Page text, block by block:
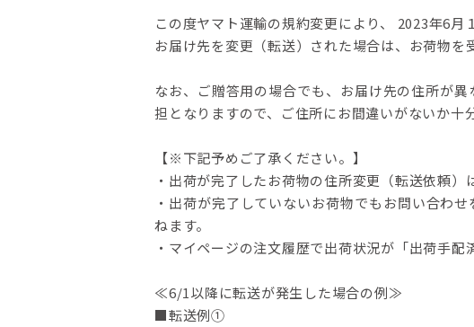
この度ヤマト運輸の規約変更により、 2023年6月
お届け先を変更（転送）された場合は、お荷物を
なお、ご贈答用の場合でも、お届け先の住所が
担となりますので、ご住所にお間違いがないか十
【※下記予めご了承ください。】
・出荷が完了したお荷物の住所変更（転送依頼
・出荷が完了していないお荷物でもお問い合わ
ねます。
・マイページの注文履歴で出荷状況が「出荷手配
≪6/1以降に転送が発生した場合の例≫
■転送例①